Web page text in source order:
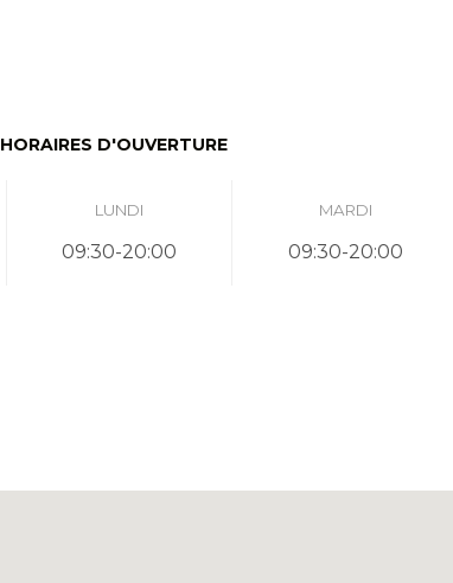
HORAIRES D'OUVERTURE
LUNDI
09:30-20:00
MARDI
09:30-20:00